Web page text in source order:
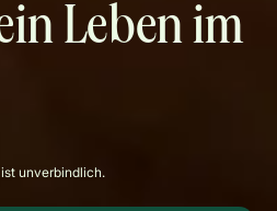
Leben im
unverbindlich.